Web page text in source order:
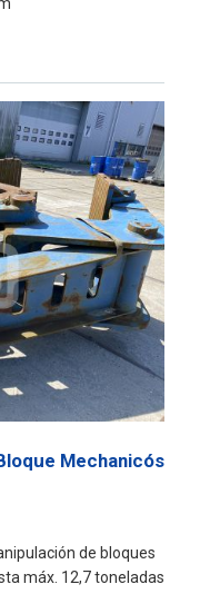
Mechanicós
de bloques
máx. 12,7 toneladas